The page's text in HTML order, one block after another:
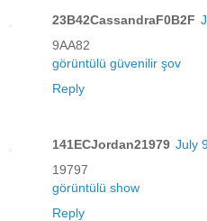
23B42CassandraF0B2F
9AA82
görüntülü güvenilir şov
Reply
141ECJordan21979 July
19797
görüntülü show
Reply